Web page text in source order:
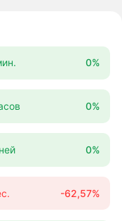
0%
0%
0%
-62,57%